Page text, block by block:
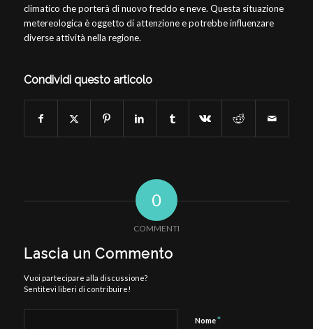
climatico che porterà di nuovo freddo e neve. Questa situazione
metereologica è oggetto di attenzione e potrebbe influenzare
diverse attività nella regione.
Condividi questo articolo
0
COMMENTI
Lascia un Commento
Vuoi partecipare alla discussione?
Sentitevi liberi di contribuire!
Nome*